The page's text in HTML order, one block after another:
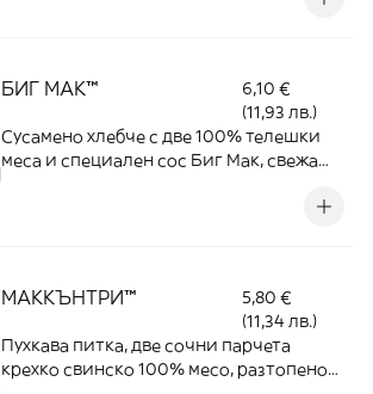
БИГ МАК™
6,10 €
(11,93 лв.)
Сусамено хлебче с две 100% телешки
меса и специален сос Биг Мак, свежа
МАККЪНТРИ™
5,80 €
(11,34 лв.)
Пухкава питка, две сочни парчета
крехко свинско 100% месо, разтопено